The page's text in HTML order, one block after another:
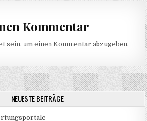
Kommentar
sein, um einen Kommentar abzugeben.
NEUESTE BEITRÄGE